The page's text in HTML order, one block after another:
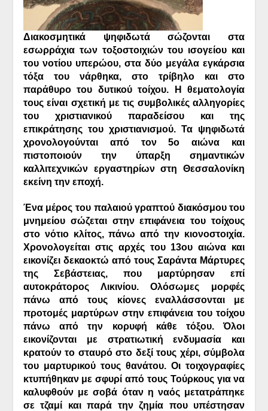
Διακοσμητικά ψηφιδωτά σώζονται στα
εσωρράχια των τοξοστοιχιών του ισογείου και
του νοτίου υπερώου, στα δύο μεγάλα εγκάρσια
τόξα του νάρθηκα, στο τρίβηλο και στο
παράθυρο του δυτικού τοίχου. Η θεματολογία
τους είναι σχετική με τις συμβολικές αλληγορίες
του χριστιανικού παραδείσου και της
επικράτησης του χριστιανισμού. Τα ψηφιδωτά
χρονολογούνται από τον 5ο αιώνα και
πιστοποιούν την ύπαρξη σημαντικών
καλλιτεχνικών εργαστηρίων στη Θεσσαλονίκη
εκείνη την εποχή.
Ένα μέρος του παλαιού γραπτού διακόσμου του
μνημείου σώζεται στην επιφάνεια του τοίχους
στο νότιο κλίτος, πάνω από την κιονοστοιχία.
Χρονολογείται στις αρχές του 13ου αιώνα και
εικονίζει δεκαοκτώ από τους Σαράντα Μάρτυρες
της Σεβάστειας, που μαρτύρησαν επί
αυτοκράτορος Λικινίου. Ολόσωμες μορφές
πάνω από τους κίονες εναλλάσσονται με
προτομές μαρτύρων στην επιφάνεια του τοίχου
πάνω από την κορυφή κάθε τόξου. Όλοι
εικονίζονται με στρατιωτική ενδυμασία και
κρατούν το σταυρό στο δεξί τους χέρι, σύμβολα
του μαρτυρικού τους θανάτου. Οι τοιχογραφίες
κτυπήθηκαν με σφυρί από τους Τούρκους για να
καλυφθούν με σοβά όταν η ναός μετατράπηκε
σε τζαμί και παρά την ζημία που υπέστησαν